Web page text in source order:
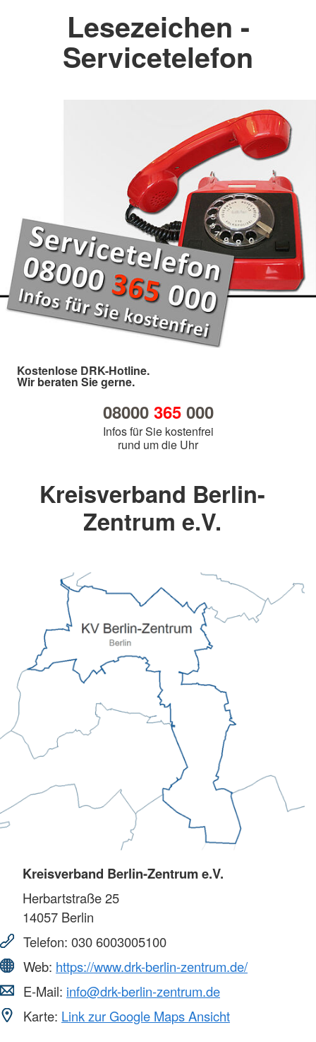
Lesezeichen -
Servicetelefon
Kostenlose DRK-Hotline.
Wir beraten Sie gerne.
08000 365000
Infos für Sie kostenfrei
rund um die Uhr
Kreisverband Berlin-
Zentrum e.V.
Kreisverband Berlin-Zentrum e.V.
Herbartstraße 25
14057 Berlin
Telefon: 030 6003005100
Web: https://www.drk-berlin-zentrum.de/
E-Mail: info@drk-berlin-zentrum.de
Karte: Link zur Google Maps Ansicht